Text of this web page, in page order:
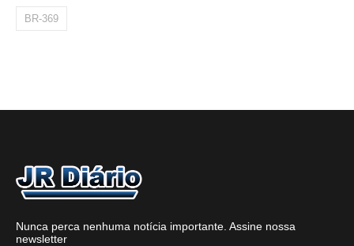
BR-369
Nunca perca nenhuma notícia importante. Assine nossa
newsletter